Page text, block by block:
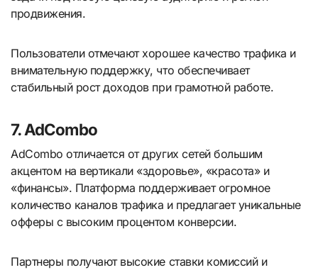
продвижения.
Пользователи отмечают хорошее качество трафика и
внимательную поддержку, что обеспечивает
стабильный рост доходов при грамотной работе.
7. AdCombo
AdCombo отличается от других сетей большим
акцентом на вертикали «здоровье», «красота» и
«финансы». Платформа поддерживает огромное
количество каналов трафика и предлагает уникальные
офферы с высоким процентом конверсии.
Партнеры получают высокие ставки комиссий и